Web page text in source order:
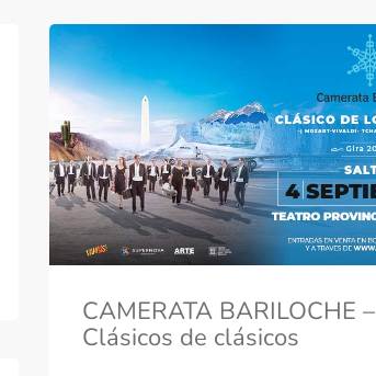
CAMERATA BARILOCHE –
Clásicos de clásicos